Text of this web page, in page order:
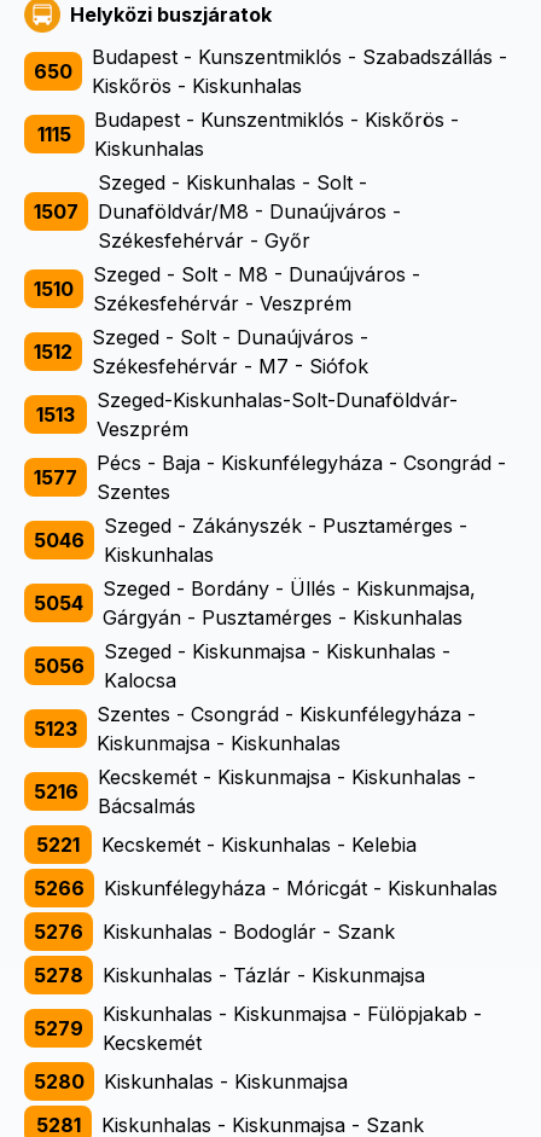
Helyközi buszjáratok
650
Budapest - Kunszentmiklós - Szabadszállás -
Kiskőrös - Kiskunhalas
1115
Budapest - Kunszentmiklós - Kiskőrös -
Kiskunhalas
1507
Szeged - Kiskunhalas - Solt -
Dunaföldvár/M8 - Dunaújváros -
Székesfehérvár - Győr
1510
Szeged - Solt - M8 - Dunaújváros -
Székesfehérvár - Veszprém
1512
Szeged - Solt - Dunaújváros -
Székesfehérvár - M7 - Siófok
1513
Szeged-Kiskunhalas-Solt-Dunaföldvár-
Veszprém
1577
Pécs - Baja - Kiskunfélegyháza - Csongrád -
Szentes
5046
Szeged - Zákányszék - Pusztamérges -
Kiskunhalas
5054
Szeged - Bordány - Üllés - Kiskunmajsa,
Gárgyán - Pusztamérges - Kiskunhalas
5056
Szeged - Kiskunmajsa - Kiskunhalas -
Kalocsa
5123
Szentes - Csongrád - Kiskunfélegyháza -
Kiskunmajsa - Kiskunhalas
5216
Kecskemét - Kiskunmajsa - Kiskunhalas -
Bácsalmás
5221
Kecskemét - Kiskunhalas - Kelebia
5266
Kiskunfélegyháza - Móricgát - Kiskunhalas
5276
Kiskunhalas - Bodoglár - Szank
5278
Kiskunhalas - Tázlár - Kiskunmajsa
5279
Kiskunhalas - Kiskunmajsa - Fülöpjakab -
Kecskemét
5280
Kiskunhalas - Kiskunmajsa
5281
Kiskunhalas - Kiskunmajsa - Szank